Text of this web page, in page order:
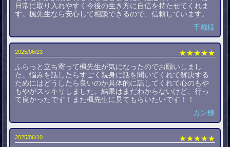
日常に取り入れやすく今後の生き方に自信を持たせてくれま
す。楓先生なら安心して相談できるので、信頼しています。
千歳様
2025/06/23
★★★★★
ふらっと立ち寄って楓先生が気になったのでお願いしまし
た。悩みを話したらすごく親身に話を聞いてくれて解決する
ためにはどうしたら良いのか具体的に話してくれて心のもや
もやがスッキリしました。結果はまだわからないけど、行っ
て良かったです！また楓先生に見てもらいたいです！！
カン様
2025/06/10
★★★★★